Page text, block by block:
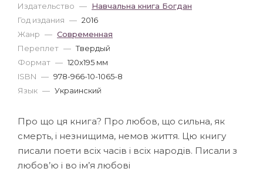
Издательство — Навчальна книга Богдан
Год издания — 2016
Жанр — Современная
Переплет — Твердый
Формат — 120x195 мм
ISBN — 978-966-10-1065-8
Язык — Украинский
Про що ця книга? Про любов, що сильна, як
смерть, і незнищима, немов життя. Цю книгу
писали поети всіх часів і всіх народів. Писали з
любов’ю і во ім’я любові